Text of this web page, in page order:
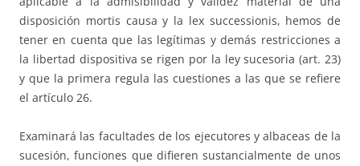
disposición mortis causa y la lex successionis, hemos de
tener en cuenta que las legítimas y demás restricciones a
la libertad dispositiva se rigen por la ley sucesoria (art. 23)
y que la primera regula las cuestiones a las que se refiere
el artículo 26.
Examinará las facultades de los ejecutores y albaceas de la
sucesión, funciones que difieren sustancialmente de unos